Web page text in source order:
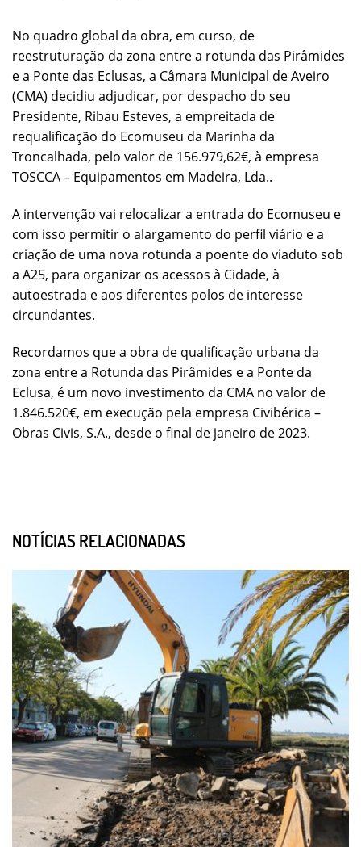
No quadro global da obra, em curso, de
reestruturação da zona entre a rotunda das Pirâmides
e a Ponte das Eclusas, a Câmara Municipal de Aveiro
(CMA) decidiu adjudicar, por despacho do seu
Presidente, Ribau Esteves, a empreitada de
requalificação do Ecomuseu da Marinha da
Troncalhada, pelo valor de 156.979,62€, à empresa
TOSCCA – Equipamentos em Madeira, Lda..
A intervenção vai relocalizar a entrada do Ecomuseu e
com isso permitir o alargamento do perfil viário e a
criação de uma nova rotunda a poente do viaduto sob
a A25, para organizar os acessos à Cidade, à
autoestrada e aos diferentes polos de interesse
circundantes.
Recordamos que a obra de qualificação urbana da
zona entre a Rotunda das Pirâmides e a Ponte da
Eclusa, é um novo investimento da CMA no valor de
1.846.520€, em execução pela empresa Civibérica –
Obras Civis, S.A., desde o final de janeiro de 2023.
NOTÍCIAS RELACIONADAS